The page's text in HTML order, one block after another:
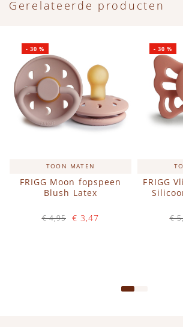
Gerelateerde producten
TOON MATEN
FRIGG Moon fopspeen
Blush Latex
€ 3,47
€ 4,95
-30 %
FRIGG
€
-30 %